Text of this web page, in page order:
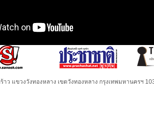
ว แขวงวังทองหลาง เขตวังทองหลาง กรุงเทพมหานครฯ